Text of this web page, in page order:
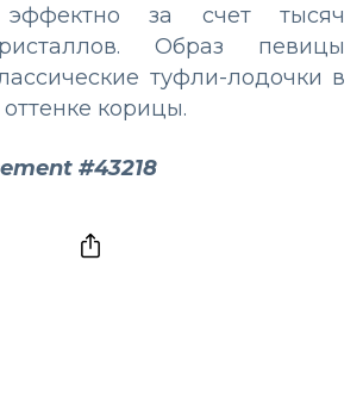
эффектно за счет тысяч
Образ певицы
туфли-лодочки в
корицы.
#43218